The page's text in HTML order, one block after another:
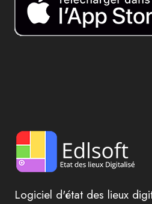
Logiciel d'état des lieux